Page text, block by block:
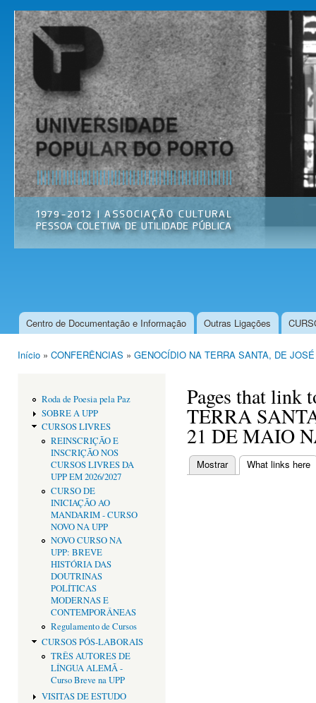
Universidade
Popular do
Porto
Associação
Cultural
Menu principal
Centro de Documentação e Informação Outras Ligações
Início » CONFERÊNCIAS » GENOCÍDIO NA TERRA SANTA, DE
Roda de Poesia pela Paz
SOBRE A UPP
CURSOS LIVRES
REINSCRIÇÃO E
INSCRIÇÃO NOS
CURSOS LIVRES DA
UPP EM 2026/2027
CURSO DE
INICIAÇÃO AO
MANDARIM - CURSO
NOVO NA UPP
NOVO CURSO NA
UPP: BREVE
HISTÓRIA DAS
DOUTRINAS
POLÍTICAS
MODERNAS E
CONTEMPORÂNEAS
Regulamento de Cursos
CURSOS PÓS-LABORAIS
TRÊS AUTORES DE
LÍNGUA ALEMÃ -
Curso Breve na UPP
VISITAS DE ESTUDO
Pages that link
TERRA
21 DE MAIO
Separadores
Mostrar What links here